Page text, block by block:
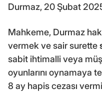
Durmaz, 20 Şubat
Mahkeme, Durmaz
vermek ve sair surette
sabit ihtimalli veya
oyunlarını oynamaya
8 ay hapis cezası